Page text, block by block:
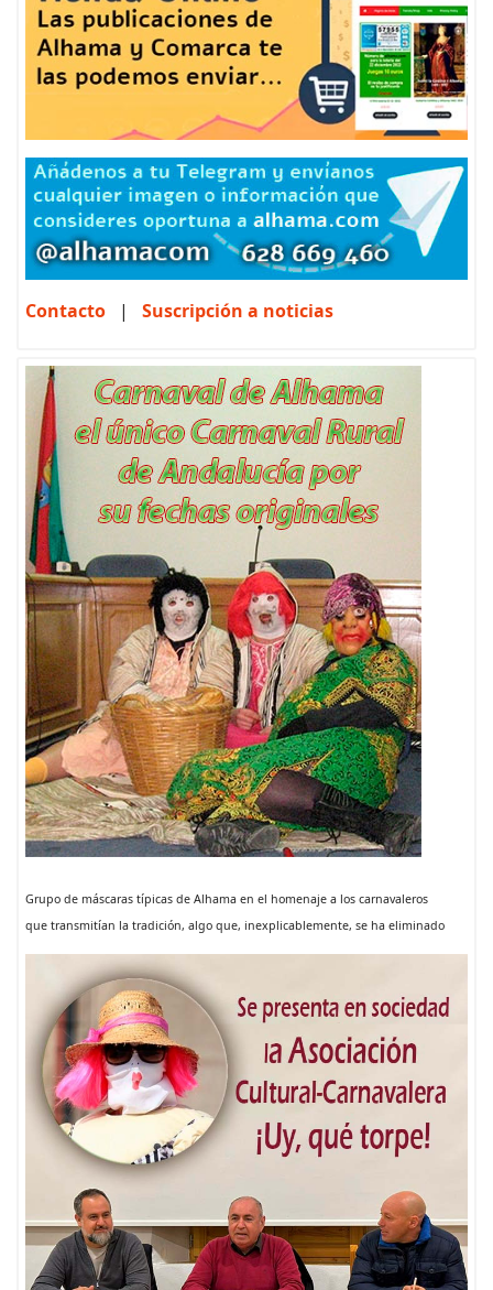
Contacto | Suscripción a noticias
Grupo de máscaras típicas de Alhama en el homenaje a los carnavaleros
que transmitían la tradición, algo que, inexplicablemente, se ha eliminado